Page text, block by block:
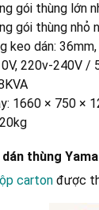
dạng kích thước
nhanh, tích hợp
bền bỉ, dễ bảo trì
gói thùng lớn
gói thùng nhỏ
keo dán:
220v-240V /
1660 × 750 ×
thùng
carton được